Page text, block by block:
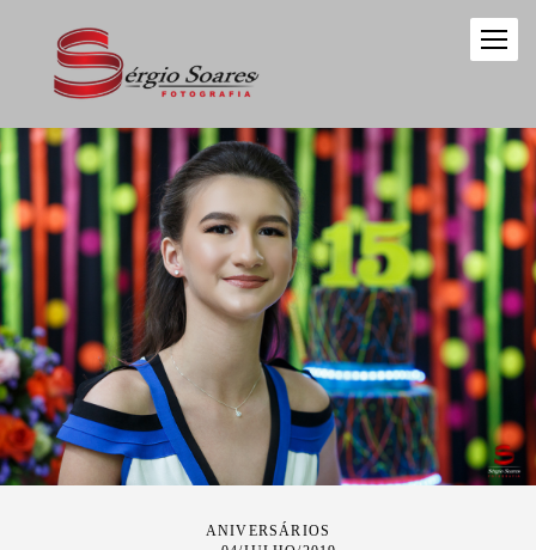
ANIVERSÁRIOS